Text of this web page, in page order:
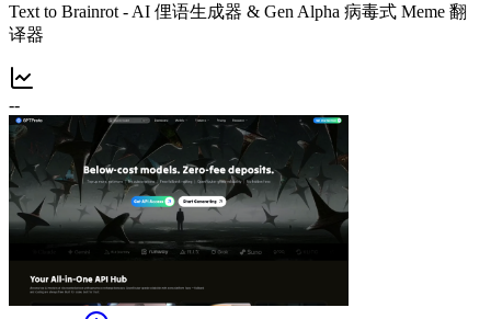
Text to Brainrot - AI 俚语生成器 & Gen Alpha 病毒式 Meme 翻
译器
--